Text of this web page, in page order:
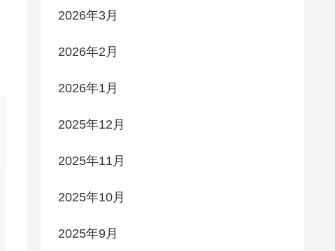
2026年3月
2026年2月
2026年1月
2025年12月
2025年11月
2025年10月
2025年9月